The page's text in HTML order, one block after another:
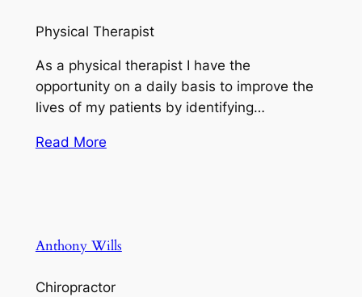
Physical Therapist
As a physical therapist I have the
opportunity on a daily basis to improve the
lives of my patients by identifying…
Read More
Anthony Wills
Chiropractor